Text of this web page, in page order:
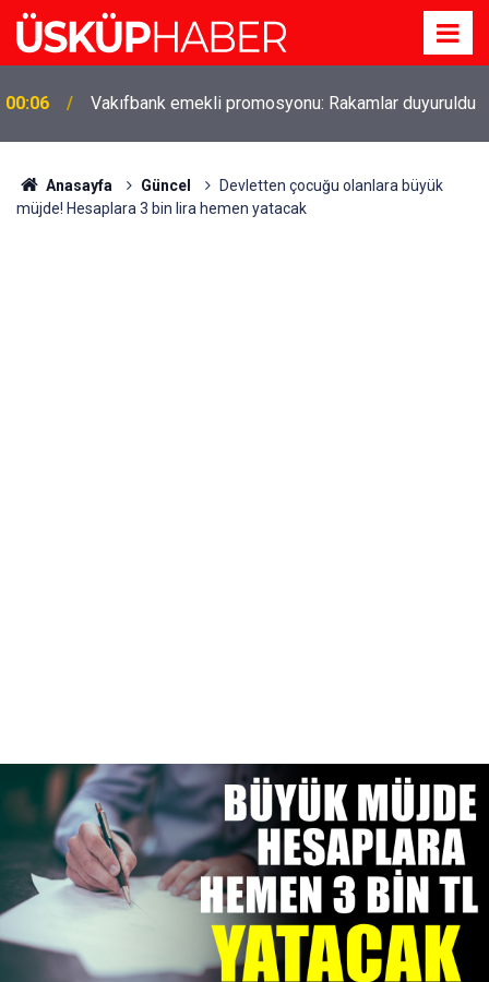
19:21
Gözde oldu! Hem köy hem mahalle hayatı iç içe!
İzmir'deki doğal semt
Anasayfa Güncel
Devletten çocuğu olanlara büyük
müjde! Hesaplara 3 bin lira hemen yatacak